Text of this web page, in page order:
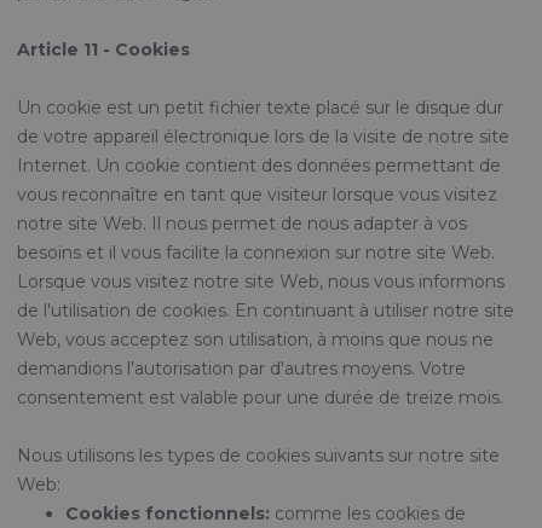
Article 11 - Cookies
Un cookie est un petit fichier texte placé sur le disque dur
de votre appareil électronique lors de la visite de notre site
Internet. Un cookie contient des données permettant de
vous reconnaître en tant que visiteur lorsque vous visitez
notre site Web. Il nous permet de nous adapter à vos
besoins et il vous facilite la connexion sur notre site Web.
Lorsque vous visitez notre site Web, nous vous informons
de l'utilisation de cookies. En continuant à utiliser notre site
Web, vous acceptez son utilisation, à moins que nous ne
demandions l'autorisation par d'autres moyens. Votre
consentement est valable pour une durée de treize mois.
Nous utilisons les types de cookies suivants sur notre site
Web:
Cookies fonctionnels: comme les cookies de